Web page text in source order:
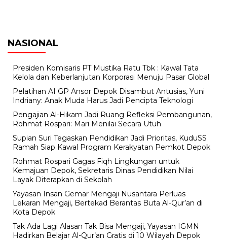
NASIONAL
Presiden Komisaris PT Mustika Ratu Tbk : Kawal Tata
Kelola dan Keberlanjutan Korporasi Menuju Pasar Global
Pelatihan AI GP Ansor Depok Disambut Antusias, Yuni
Indriany: Anak Muda Harus Jadi Pencipta Teknologi
Pengajian Al-Hikam Jadi Ruang Refleksi Pembangunan,
Rohmat Rospari: Mari Menilai Secara Utuh
Supian Suri Tegaskan Pendidikan Jadi Prioritas, KuduSS
Ramah Siap Kawal Program Kerakyatan Pemkot Depok
Rohmat Rospari Gagas Fiqh Lingkungan untuk
Kemajuan Depok, Sekretaris Dinas Pendidikan Nilai
Layak Diterapkan di Sekolah
Yayasan Insan Gemar Mengaji Nusantara Perluas
Lekaran Mengaji, Bertekad Berantas Buta Al-Qur’an di
Kota Depok
Tak Ada Lagi Alasan Tak Bisa Mengaji, Yayasan IGMN
Hadirkan Belajar Al-Qur’an Gratis di 10 Wilayah Depok